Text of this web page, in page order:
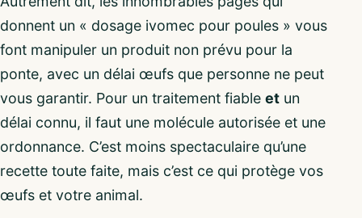
donnent un « dosage ivomec pour poules » vous
font manipuler un produit non prévu pour la
ponte, avec un délai œufs que personne ne peut
vous garantir. Pour un traitement fiable et un
délai connu, il faut une molécule autorisée et une
ordonnance. C’est moins spectaculaire qu’une
recette toute faite, mais c’est ce qui protège vos
œufs et votre animal.